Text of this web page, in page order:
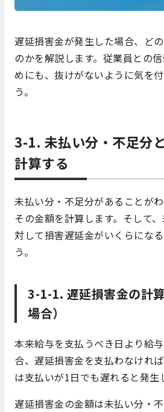
遅延損害金が発生した場合、ど
のかを解説します。従業員との
めにも、抜けがないように気を
う。
3-1. 未払い分・不足分
計算する
未払い分・不足分があることが
その金額を計算します。そして
対して損害遅延金がいくらにな
う。
3-1-1. 遅延損害金の計
場合）
本来給与を支払うべき日より給
合、遅延損害金を支払わなけれ
は支払いが1日でも遅れると発生
遅延損害金の金額は未払い分・